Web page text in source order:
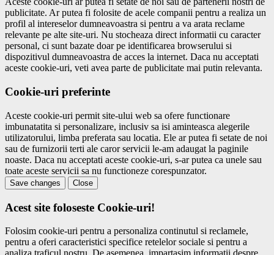
publicitate. Ar putea fi folosite de acele companii pentru a realiza un
profil al intereselor dumneavoastra si pentru a va arata reclame
relevante pe alte site-uri. Nu stocheaza direct informatii cu caracter
personal, ci sunt bazate doar pe identificarea browserului si
dispozitivul dumneavoastra de acces la internet. Daca nu acceptati
aceste cookie-uri, veti avea parte de publicitate mai putin relevanta.
Cookie-uri preferinte
Aceste cookie-uri permit site-ului web sa ofere functionare
imbunatatita si personalizare, inclusiv sa isi aminteasca alegerile
utilizatorului, limba preferata sau locatia. Ele ar putea fi setate de noi
sau de furnizorii terti ale caror servicii le-am adaugat la paginile
noaste. Daca nu acceptati aceste cookie-uri, s-ar putea ca unele sau
toate aceste servicii sa nu functioneze corespunzator.
Save changes Close
Acest site foloseste Cookie-uri!
Folosim cookie-uri pentru a personaliza continutul si reclamele,
pentru a oferi caracteristici specifice retelelor sociale si pentru a